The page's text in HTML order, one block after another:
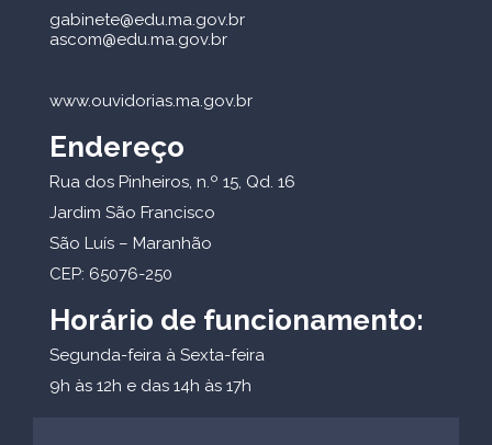
gabinete@edu.ma.gov.br
ascom@edu.ma.gov.br
www.ouvidorias.ma.gov.br
Endereço
Rua dos Pinheiros, n.º 15, Qd. 16
Jardim São Francisco
São Luís – Maranhão
CEP: 65076-250
Horário de funcionamento:
Segunda-feira à Sexta-feira
9h às 12h e das 14h às 17h